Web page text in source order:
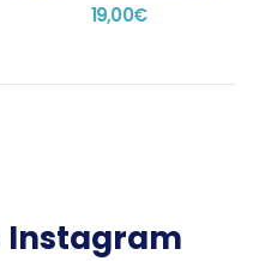
19,00€
Instagram